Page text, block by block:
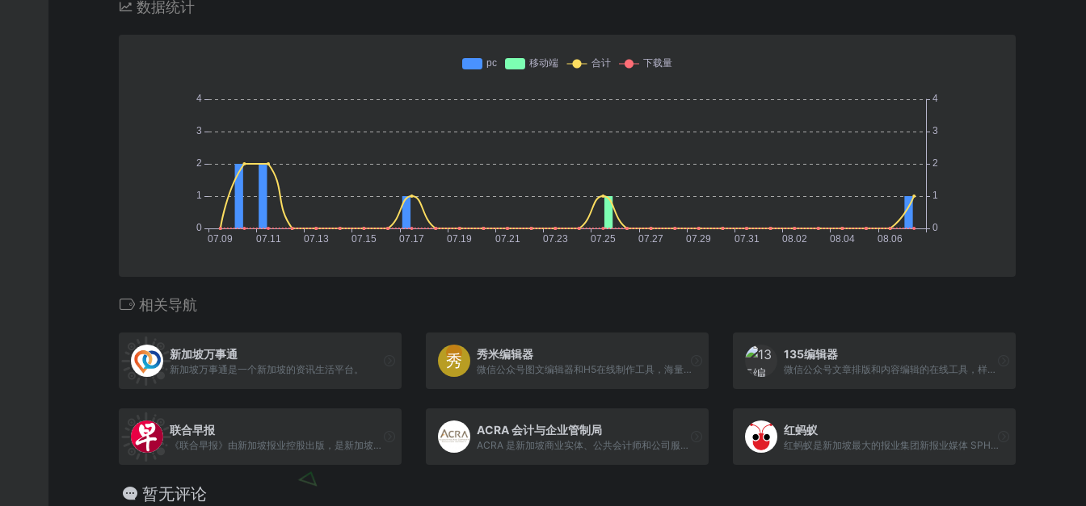
数据统计
相关导航
新加坡万事通
新加坡万事通是一个新加坡的资讯生活平台。
秀米编辑器
微信公众号图文编辑器和H5在线制作工具，海量模板素材和排版样式，强大的布局编辑功能，轻松制作公众号图文和H5
135编辑器
微信公众号文章排版和内容编辑的在线工具，样式丰富，支持秒刷、收藏样式和颜色、图片素材编辑、图片水印、一键排版等功能，轻松编辑微信公众号图文
联合早报
《联合早报》由新加坡报业控股出版，是新加坡一份主要华文综合性日报。
ACRA 会计与企业管制局
ACRA 是新加坡商业实体、公共会计师和公司服务提供商的国家监管机构。
红蚂蚁
红蚂蚁是新加坡最大的报业集团新报业媒体 SPH 旗下的中文媒体。红蚂蚁立足于新加坡，以生动笔调呈现海内外新闻，随意钻、认真咬。
暂无评论